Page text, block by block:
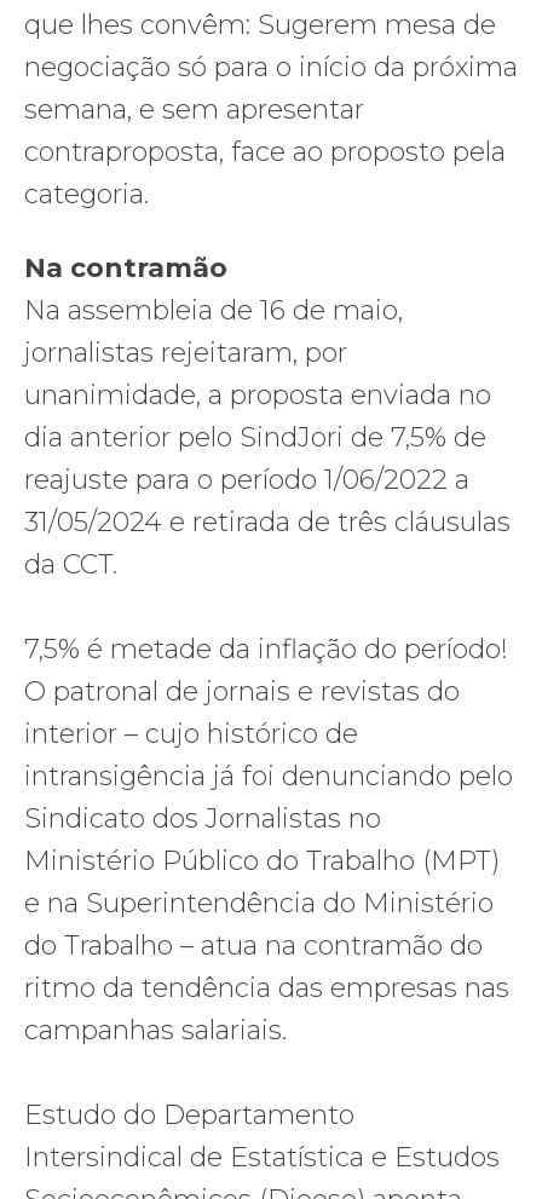
que lhes convêm: Sugerem mesa de
negociação só para o início da próxima
semana, e sem apresentar
contraproposta, face ao proposto pela
categoria.
Na contramão
Na assembleia de 16 de maio,
jornalistas rejeitaram, por
unanimidade, a proposta enviada no
dia anterior pelo SindJori de 7,5% de
reajuste para o período 1/06/2022 a
31/05/2024 e retirada de três cláusulas
da CCT.
7,5% é metade da inflação do período!
O patronal de jornais e revistas do
interior – cujo histórico de
intransigência já foi denunciando pelo
Sindicato dos Jornalistas no
Ministério Público do Trabalho (MPT)
e na Superintendência do Ministério
do Trabalho – atua na contramão do
ritmo da tendência das empresas nas
campanhas salariais.
Estudo do Departamento
Intersindical de Estatística e Estudos